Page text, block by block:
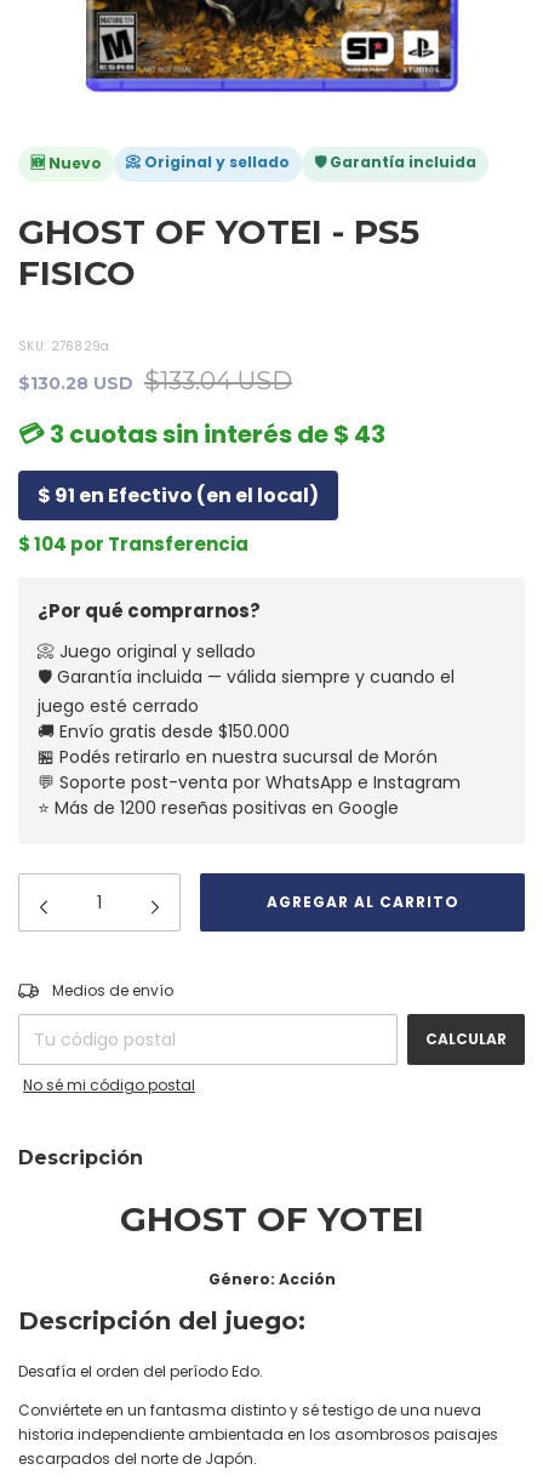
🆕 Nuevo 📀 Original y sellado 🛡️ Garantía incluida
GHOST OF YOTEI - PS5
FISICO
SKU: 276829a
$130.28 USD $133.04 USD
💳 3 cuotas sin interés de $ 43
$ 91 en Efectivo (en el local)
$ 104 por Transferencia
¿Por qué comprarnos?
📀 Juego original y sellado
🛡️ Garantía incluida — válida siempre y cuando el
juego esté cerrado
🚚 Envío gratis desde $150.000
🏪 Podés retirarlo en nuestra sucursal de Morón
💬 Soporte post-venta por WhatsApp e Instagram
⭐ Más de 1200 reseñas positivas en Google
Entregas para el CP:
Medios de envío
CALCULAR
No sé mi código postal
Descripción
GHOST OF YOTEI
Género: Acción
Descripción del juego:
Desafía el orden del período Edo.
Conviértete en un fantasma distinto y sé testigo de una nueva
historia independiente ambientada en los asombrosos paisajes
escarpados del norte de Japón.